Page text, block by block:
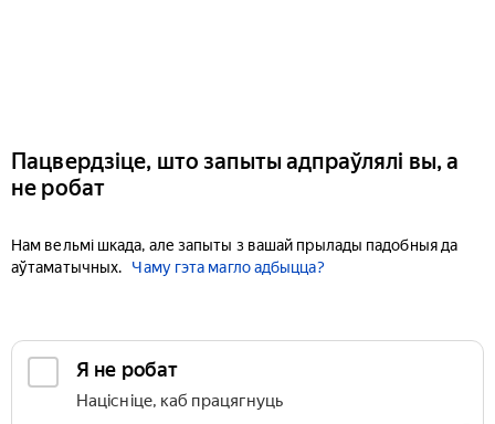
Пацвердзіце, што запыты адпраўлялі вы, а
не робат
Нам вельмі шкада, але запыты з вашай прылады падобныя да
аўтаматычных.
Чаму гэта магло адбыцца?
Я не робат
Націсніце, каб працягнуць